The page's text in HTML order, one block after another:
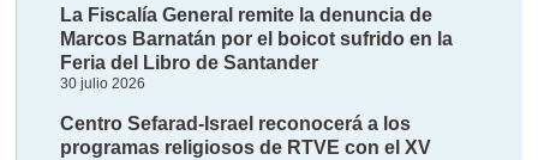
La Fiscalía General remite la denuncia de
Marcos Barnatán por el boicot sufrido en la
Feria del Libro de Santander
30 julio 2026
Centro Sefarad-Israel reconocerá a los
programas religiosos de RTVE con el XV